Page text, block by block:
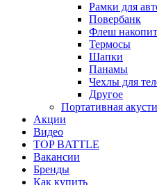
Рамки для
Повербанк
Флеш
Термосы
Шапки
Панамы
Чехлы для
Другое
Портативная
Акции
Видео
TOP BATTLE
Вакансии
Бренды
Как купить